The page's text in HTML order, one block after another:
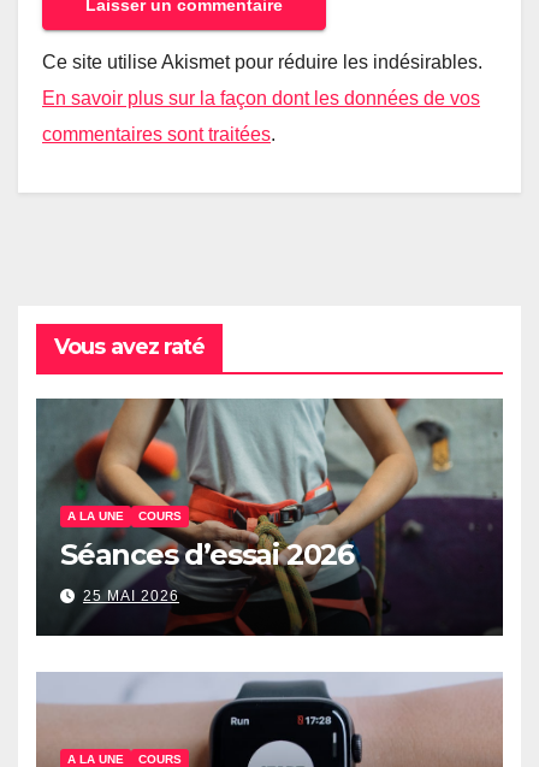
Ce site utilise Akismet pour réduire les indésirables.
En savoir plus sur la façon dont les données de vos
commentaires sont traitées.
Vous avez raté
A LA UNE COURS
Séances d’essai 2026
25 MAI 2026
A LA UNE COURS